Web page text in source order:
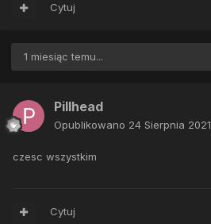
Cytuj
1 miesiąc temu...
Pillhead
Opublikowano 24 Sierpnia 2021
czesc wszystkim
Cytuj